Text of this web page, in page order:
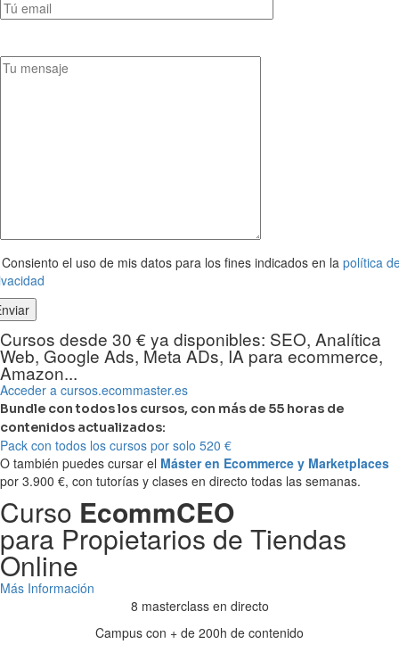
el uso de mis datos para los fines indicados en la política
Cursos desde 30 € ya disponibles: SEO, Analítica
Web, Google Ads, Meta ADs, IA para ecommerce,
Amazon...
Acceder a cursos.ecommaster.es
Bundle con todos los cursos, con más de 55 horas de
contenidos actualizados:
Pack con todos los cursos por solo 520 €
O también puedes cursar el Máster en Ecommerce y Marketplaces
por 3.900 €, con tutorías y clases en directo todas las semanas.
Curso EcommCEO
para Propietarios de Tiendas
Online
Más Información
8 masterclass en directo
Campus con + de 200h de contenido